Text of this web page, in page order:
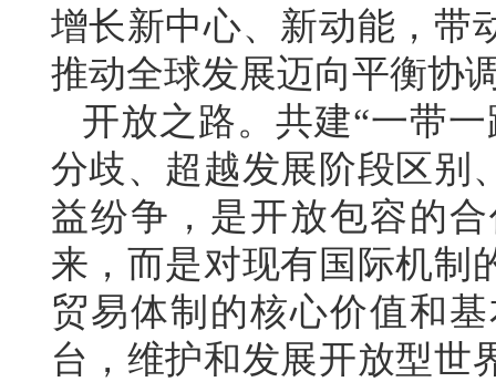
增长新中心、新动能，带
推动全球发展迈向平衡协
开放之路。共建“一带
分歧、超越发展阶段区别
益纷争，是开放包容的
来，而是对现有国际机制
贸易体制的核心价值和
台，维护和发展开放型世